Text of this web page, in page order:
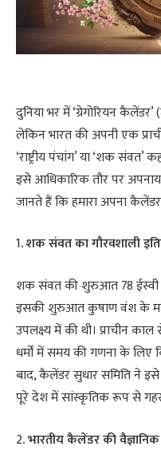
दुनिया भर में ‘ग्रेगोरियन
लेकिन भारत की अपनी एक
‘राष्ट्रीय पंचांग’ या ‘शक
इसे आधिकारिक तौर पर
जानते हैं कि हमारा अपना
1. शक संवत का गौरवशाली
शक संवत की शुरुआत 78 ईस्वी
इसकी शुरुआत कुषाण वंश के
उपलक्ष्य में की थी। प्राचीन
धर्मों में समय की गणना के लिए
बाद, कैलेंडर सुधार समिति ने
पूरे देश में सांस्कृतिक रूप से
2. भारतीय कैलेंडर की